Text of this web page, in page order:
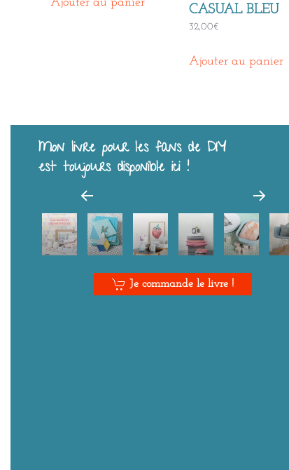
CASUAL BLEU
32,00€
Ajouter au panier
Mon livre pour les fans de DIY
est toujours disponible ici !
Je commande le livre !